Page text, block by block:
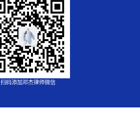
扫码添加邓杰律师微信